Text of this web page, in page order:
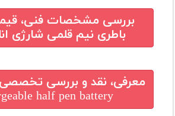
بررسی مشخصات فنی،
باطری نیم قلمی شارژی
معرفی، نقد و بررسی
half pen battery